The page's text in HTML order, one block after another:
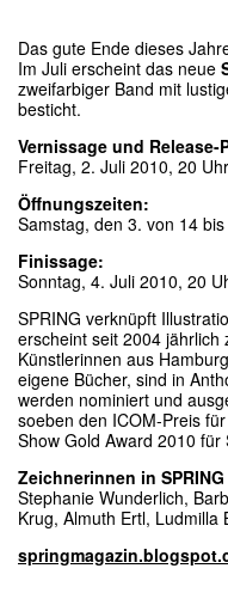
Das gute Ende dieses
Im Juli erscheint das neue
zweifarbiger Band mit
besticht.
Vernissage und Release-
Freitag, 2. Juli 2010, 20
Öffnungszeiten:
Samstag, den 3. von 14
Finissage:
Sonntag, 4. Juli 2010, 20
SPRING verknüpft
erscheint seit 2004
Künstlerinnen aus
eigene Bücher, sind in
werden nominiert und
soeben den ICOM-Preis
Show Gold Award 2010
Zeichnerinnen in
Stephanie Wunderlich,
Krug, Almuth Ertl, Ludmilla